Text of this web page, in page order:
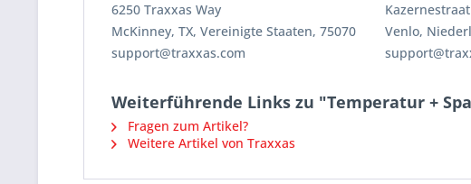
6250 Traxxas Way
McKinney, TX, Vereinigte Staaten, 75070
support@traxxas.com
Venlo,
Weiterführende Links zu "Temperatur +
Fragen zum Artikel?
Weitere Artikel von Traxxas